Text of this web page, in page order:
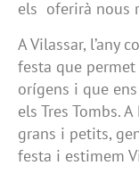
els oferirà nous
A Vilassar, l’any
festa que
orígens i que
els Tres Tombs.
grans i petits,
festa i estimem